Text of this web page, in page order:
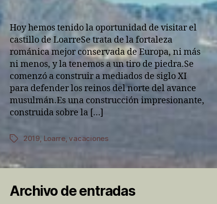
Hoy hemos tenido la oportunidad de visitar el
castillo de LoarreSe trata de la fortaleza
románica mejor conservada de Europa, ni más
ni menos, y la tenemos a un tiro de piedra.Se
comenzó a construir a mediados de siglo XI
para defender los reinos del norte del avance
musulmán.Es una construcción impresionante,
construida sobre la […]
Etiquetas
2019, Loarre,vacaciones
Archivo de entradas